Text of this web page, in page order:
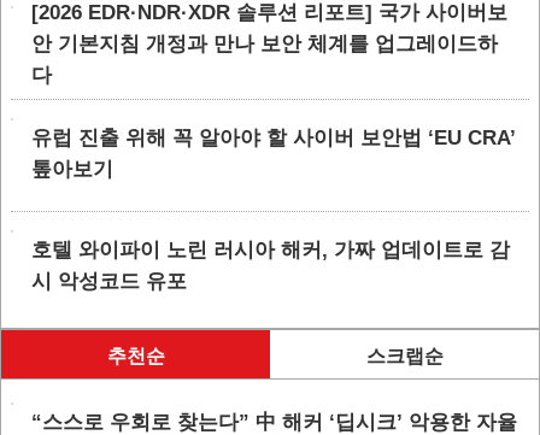
[2026 EDR·NDR·XDR 솔루션 리포트] 국가 사이버보
안 기본지침 개정과 만나 보안 체계를 업그레이드하
다
유럽 진출 위해 꼭 알아야 할 사이버 보안법 ‘EU CRA’
톺아보기
호텔 와이파이 노린 러시아 해커, 가짜 업데이트로 감
시 악성코드 유포
추천순 스크랩순
“스스로 우회로 찾는다” 中 해커 ‘딥시크’ 악용한 자율